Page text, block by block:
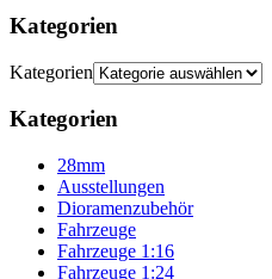
Kategorien
Kategorien
Kategorien
28mm
Ausstellungen
Dioramenzubehör
Fahrzeuge
Fahrzeuge 1:16
Fahrzeuge 1:24